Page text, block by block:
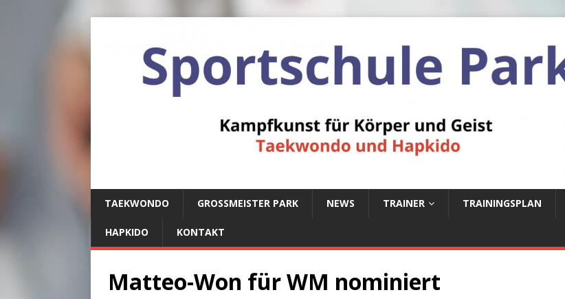
TAEKWONDO GROSSMEISTER PARK NEWS TRAINER TRAININGSPLAN
HAPKIDO KONTAKT
Matteo-Won für WM nominiert